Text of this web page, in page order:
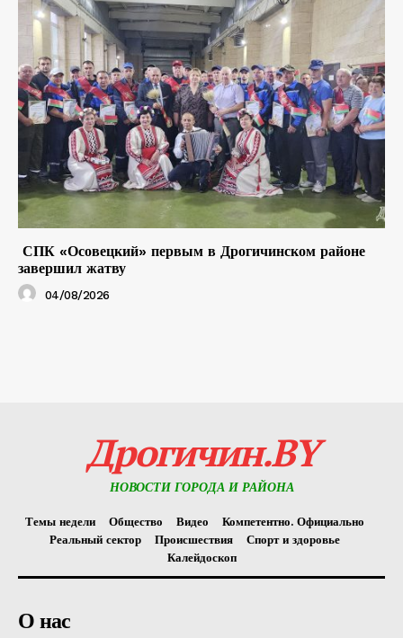
СПК «Осовецкий» первым в Дрогичинском районе
завершил жатву
04/08/2026
Дрогичин.BY
НОВОСТИ ГОРОДА И РАЙОНА
Темы недели Общество Видео
Компетентно. Официально
Реальный сектор
Происшествия
Спорт и здоровье
Калейдоскоп
О нас